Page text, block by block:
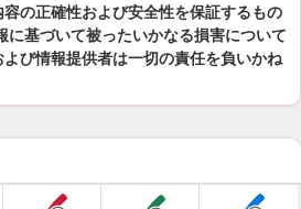
の正確性および安全性を保証するもの
に基づいて被ったいかなる損害について
び情報提供者は一切の責任を負いかね